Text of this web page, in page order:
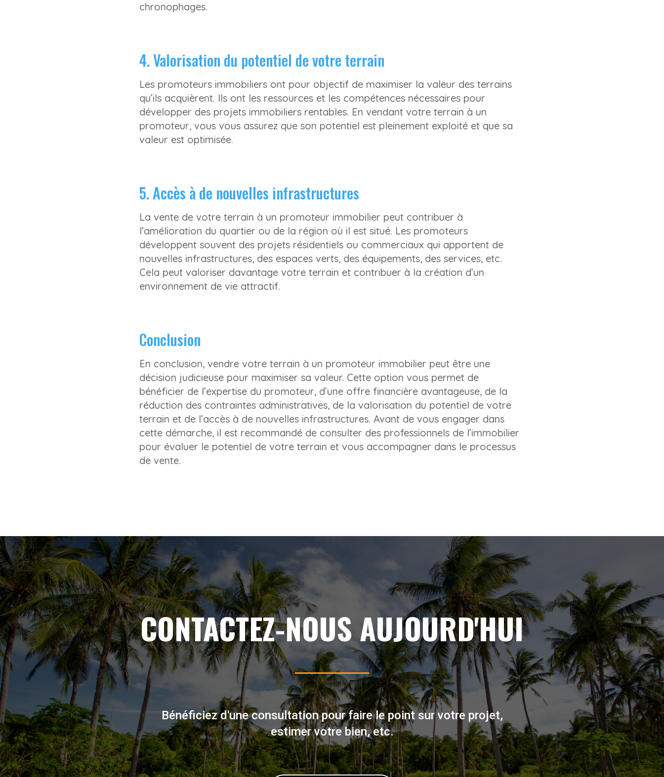
chronophages.
4. Valorisation du potentiel de votre terrain
Les promoteurs immobiliers ont pour objectif de maximiser la valeur des terrains
qu’ils acquièrent. Ils ont les ressources et les compétences nécessaires pour
développer des projets immobiliers rentables. En vendant votre terrain à un
promoteur, vous vous assurez que son potentiel est pleinement exploité et que sa
valeur est optimisée.
5. Accès à de nouvelles infrastructures
La vente de votre terrain à un promoteur immobilier peut contribuer à
l’amélioration du quartier ou de la région où il est situé. Les promoteurs
développent souvent des projets résidentiels ou commerciaux qui apportent de
nouvelles infrastructures, des espaces verts, des équipements, des services, etc.
Cela peut valoriser davantage votre terrain et contribuer à la création d’un
environnement de vie attractif.
Conclusion
En conclusion, vendre votre terrain à un promoteur immobilier peut être une
décision judicieuse pour maximiser sa valeur. Cette option vous permet de
bénéficier de l’expertise du promoteur, d’une offre financière avantageuse, de la
réduction des contraintes administratives, de la valorisation du potentiel de votre
terrain et de l’accès à de nouvelles infrastructures. Avant de vous engager dans
cette démarche, il est recommandé de consulter des professionnels de l’immobilier
pour évaluer le potentiel de votre terrain et vous accompagner dans le processus
de vente.
CONTACTEZ-NOUS AUJOURD'HUI
Bénéficiez d'une consultation pour faire le point sur votre projet,
estimer votre bien, etc.